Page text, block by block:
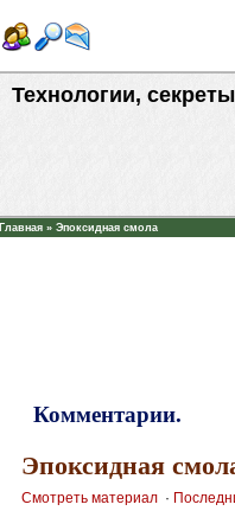
Технологии,
Главная » Эпоксидная смола
Комментарии.
Эпоксидная
Смотреть материал·